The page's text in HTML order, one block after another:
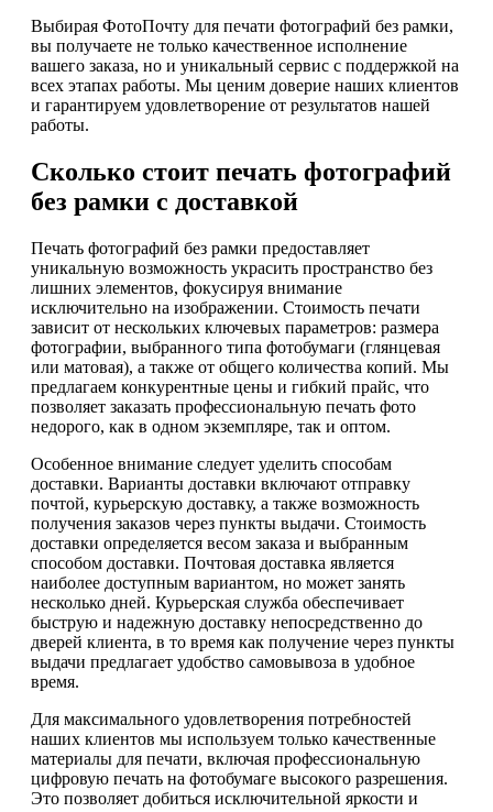
Выбирая ФотоПочту для печати фотографий без рамки,
вы получаете не только качественное исполнение
вашего заказа, но и уникальный сервис с поддержкой на
всех этапах работы. Мы ценим доверие наших клиентов
и гарантируем удовлетворение от результатов нашей
работы.
Сколько стоит печать фотографий
без рамки с доставкой
Печать фотографий без рамки предоставляет
уникальную возможность украсить пространство без
лишних элементов, фокусируя внимание
исключительно на изображении. Стоимость печати
зависит от нескольких ключевых параметров: размера
фотографии, выбранного типа фотобумаги (глянцевая
или матовая), а также от общего количества копий. Мы
предлагаем конкурентные цены и гибкий прайс, что
позволяет заказать профессиональную печать фото
недорого, как в одном экземпляре, так и оптом.
Особенное внимание следует уделить способам
доставки. Варианты доставки включают отправку
почтой, курьерскую доставку, а также возможность
получения заказов через пункты выдачи. Стоимость
доставки определяется весом заказа и выбранным
способом доставки. Почтовая доставка является
наиболее доступным вариантом, но может занять
несколько дней. Курьерская служба обеспечивает
быструю и надежную доставку непосредственно до
дверей клиента, в то время как получение через пункты
выдачи предлагает удобство самовывоза в удобное
время.
Для максимального удовлетворения потребностей
наших клиентов мы используем только качественные
материалы для печати, включая профессиональную
цифровую печать на фотобумаге высокого разрешения.
Это позволяет добиться исключительной яркости и